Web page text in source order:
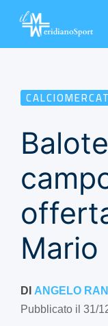
Mario
DI ANGELO
Pubblicato il 31/